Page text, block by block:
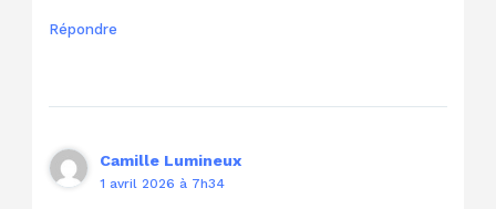
Répondre
Camille Lumineux
1 avril 2026 à 7h34